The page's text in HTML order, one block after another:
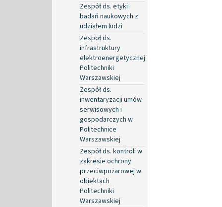
Zespół ds. etyki
badań naukowych z
udziałem ludzi
Zespoł ds.
infrastruktury
elektroenergetycznej
Politechniki
Warszawskiej
Zespół ds.
inwentaryzacji umów
serwisowych i
gospodarczych w
Politechnice
Warszawskiej
Zespół ds. kontroli w
zakresie ochrony
przeciwpożarowej w
obiektach
Politechniki
Warszawskiej